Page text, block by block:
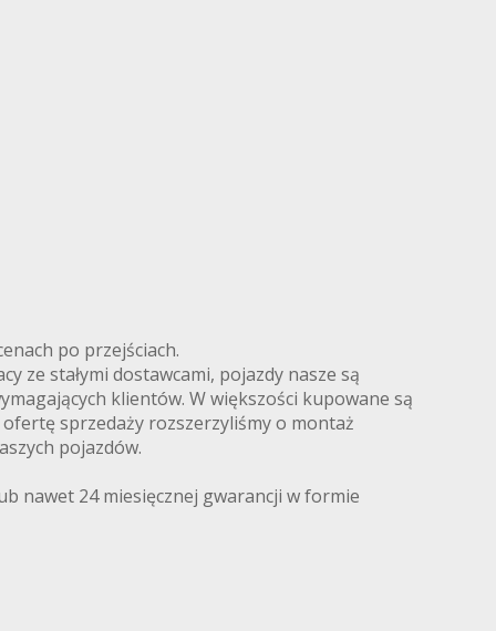
po przejściach.
ze stałymi dostawcami, pojazdy nasze są
klientów. W większości kupowane są
sprzedaży rozszerzyliśmy o montaż
pojazdów.
nawet 24 miesięcznej gwarancji w formie